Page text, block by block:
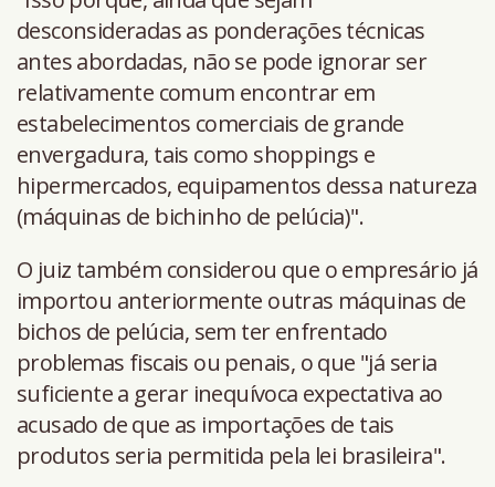
desconsideradas as ponderações técnicas
antes abordadas, não se pode ignorar ser
relativamente comum encontrar em
estabelecimentos comerciais de grande
envergadura, tais como shoppings e
hipermercados, equipamentos dessa natureza
(máquinas de bichinho de pelúcia)".
O juiz também considerou que o empresário já
importou anteriormente outras máquinas de
bichos de pelúcia, sem ter enfrentado
problemas fiscais ou penais, o que "já seria
suficiente a gerar inequívoca expectativa ao
acusado de que as importações de tais
produtos seria permitida pela lei brasileira".